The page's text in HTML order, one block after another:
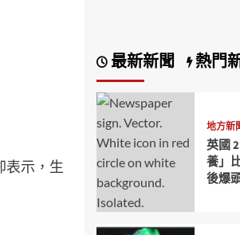
表示，生
最新新聞 熱門
地方新
英國
養」
後爆